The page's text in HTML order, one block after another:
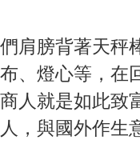
肩膀背著天秤
、燈心等，在
人就是如此致
，與國外作生